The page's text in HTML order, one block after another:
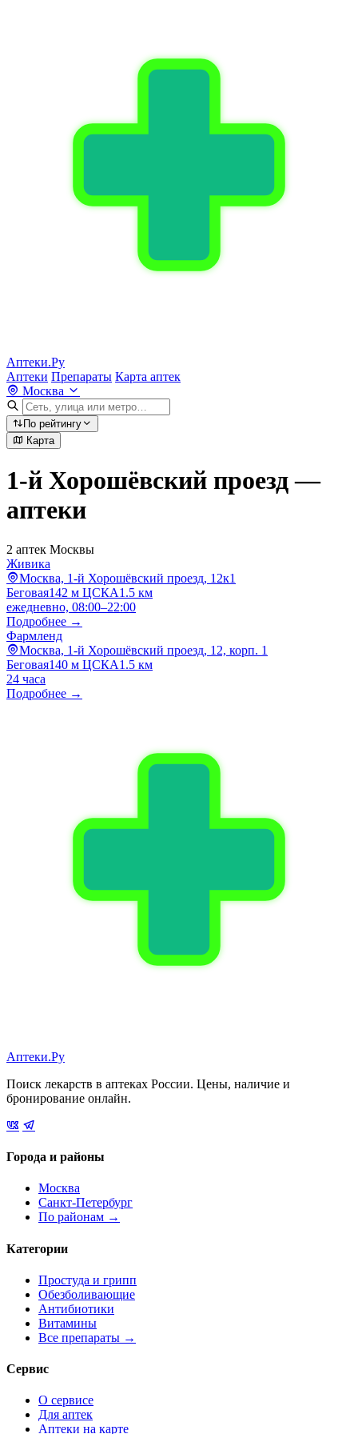
Аптеки.Ру
Аптеки Препараты Карта аптек
Москва
По рейтингу
Карта
1-й Хорошёвский проезд —
аптеки
2 аптек Москвы
Живика
Москва, 1-й Хорошёвский проезд, 12к1
Беговая142 м ЦСКА1.5 км
ежедневно, 08:00–22:00
Подробнее →
Фармленд
Москва, 1-й Хорошёвский проезд, 12, корп. 1
Беговая140 м ЦСКА1.5 км
24 часа
Подробнее →
Аптеки.Ру
Поиск лекарств в аптеках России. Цены, наличие и
бронирование онлайн.
Города и районы
Москва
Санкт-Петербург
По районам →
Категории
Простуда и грипп
Обезболивающие
Антибиотики
Витамины
Все препараты →
Сервис
О сервисе
Для аптек
Аптеки на карте